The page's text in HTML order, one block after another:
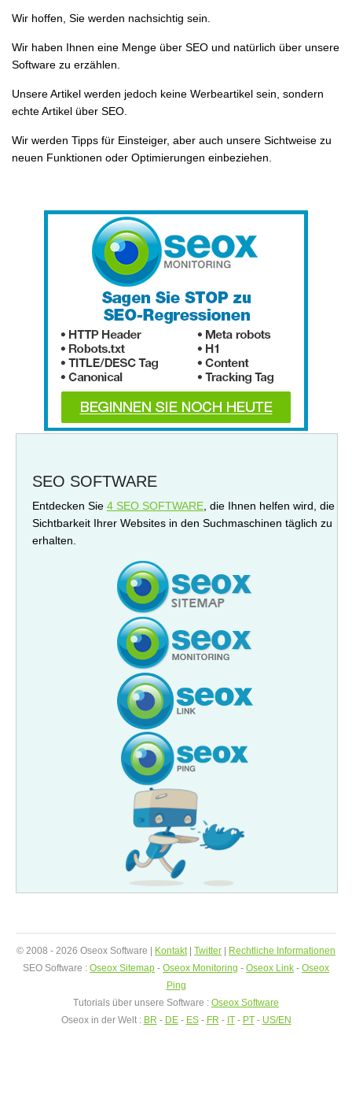
Wir hoffen, Sie werden nachsichtig sein.
Wir haben Ihnen eine Menge über SEO und natürlich über unsere
Software zu erzählen.
Unsere Artikel werden jedoch keine Werbeartikel sein, sondern
echte Artikel über SEO.
Wir werden Tipps für Einsteiger, aber auch unsere Sichtweise zu
neuen Funktionen oder Optimierungen einbeziehen.
SEO SOFTWARE
Entdecken Sie 4 SEO SOFTWARE , die Ihnen helfen wird, die
Sichtbarkeit Ihrer Websites in den Suchmaschinen täglich zu
erhalten.
© 2008 - 2026 Oseox Software | Kontakt| Twitter
Rechtliche Informationen
SEO Software : Oseox Sitemap - Oseox Monitoring - Oseox Link - Oseox
Ping
Tutorials über unsere Software : Oseox Software
Oseox in der Welt : BR - DE- ES- FR - IT- PT- US/EN